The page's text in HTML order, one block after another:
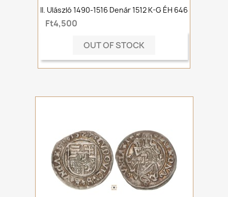
II. Ulászló 1490-1516 Denár 1512 K-G ÉH 646
Ft4,500
OUT OF STOCK